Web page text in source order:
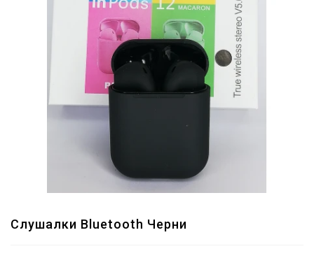
Слушалки Bluetooth Черни